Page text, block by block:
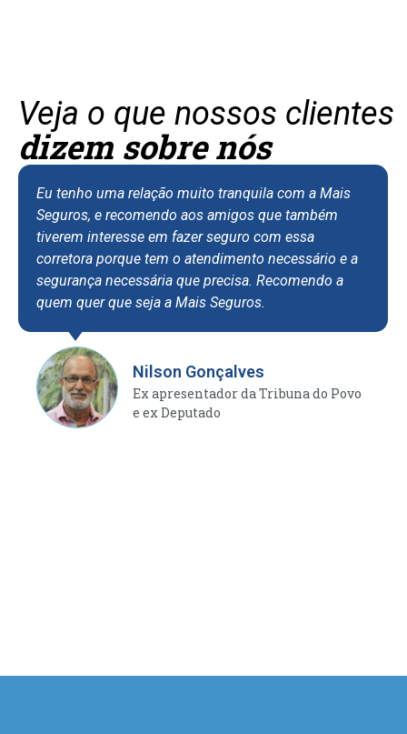
Veja o que nossos clientes
dizem sobre nós
Eu tenho uma relação muito tranquila com a Mais
Seguros, e recomendo aos amigos que também
tiverem interesse em fazer seguro com essa
corretora porque tem o atendimento necessário e a
segurança necessária que precisa. Recomendo a
quem quer que seja a Mais Seguros.
Nilson Gonçalves
Ex apresentador da Tribuna do Povo
e ex Deputado